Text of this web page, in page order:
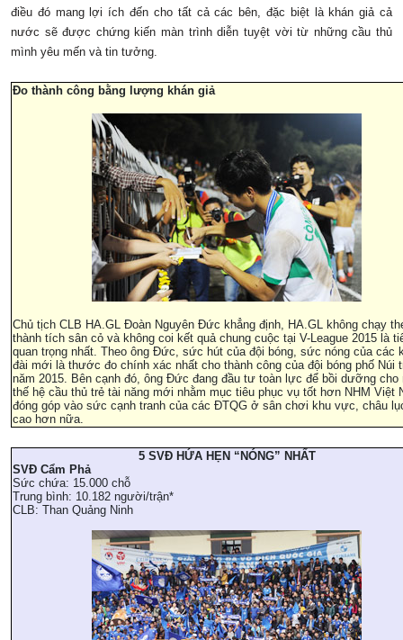
điều đó mang lợi ích đến cho tất cả các bên, đặc biệt là khán giả cả
nước sẽ được chứng kiến màn trình diễn tuyệt vời từ những cầu thủ
mình yêu mến và tin tưởng.
Đo thành công bằng lượng khán giả
Chủ tịch CLB HA.GL Đoàn Nguyên Đức khẳng định, HA.GL không chạy
thành tích sân cỏ và không coi kết quả chung cuộc tại V-League 2015 là
quan trọng nhất. Theo ông Đức, sức hút của đội bóng, sức nóng của các
đài mới là thước đo chính xác nhất cho thành công của đội bóng phố Núi
năm 2015. Bên cạnh đó, ông Đức đang đầu tư toàn lực để bồi dưỡng cho
thế hệ cầu thủ trẻ tài năng mới nhằm mục tiêu phục vụ tốt hơn NHM Việt
đóng góp vào sức cạnh tranh của các ĐTQG ở sân chơi khu vực, châu
cao hơn nữa.
5 SVĐ HỨA HẸN “NÓNG” NHẤT
SVĐ Cẩm Phả
Sức chứa: 15.000 chỗ
Trung bình: 10.182 người/trận*
CLB: Than Quảng Ninh